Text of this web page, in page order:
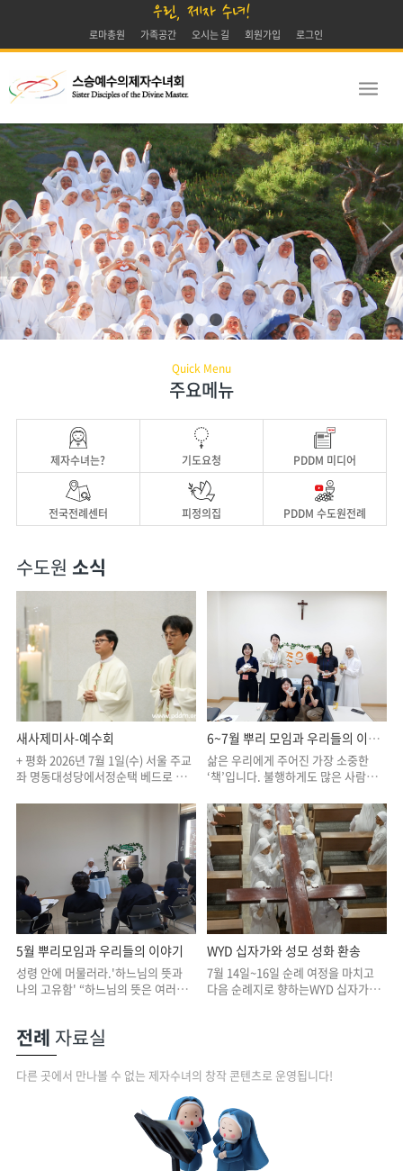
우린, 제자 수녀!
로마총원 가족공간 오시는 길 회원가입 로그인
스승 예수님과 함께 살아가는
즐거움에서 솟아납니다.
다음
1 2 3
Quick Menu
주요메뉴
제자수녀는? 기도요청 PDDM 미디어
전국전례센터 피정의집 PDDM 수도원전례
수도원 소식
새사제미사-예수회
+ 평화 2026년 7월 1일(수) 서울 주교
좌 명동대성당에서정순택 베드로 대
도형준 베드로 신부님,성병준 바오로
신부님의 미사가7월 30일(목) 서울
본원에서 봉헌되었습니다. 도형준 신
부님은 베트남 관구 출신으로 한국에
서 처음으로사제품을 받으신 예수회
회원이십니다. 성병준 바오로 신부님
착한 목자이신 예수님을 닮고 사랑하
는사제의 길을 시작하신두 신부님들
의 걸음 걸음마다주님의 은총과 축복
이 가득하길 기도드립니다. 사제서품
을 진심으로 축하드립니다!!!
6~7월 뿌리 모임과 우리들의 이야기
삶은 우리에게 주어진 가장 소중한
‘책’입니다. 불행하게도 많은 사람은
늦게야 읽습니다.다른 길에서 헛되어
찾았던 것을 이 책에서 발견하기도 합
니다. 마리아 골롬바 수녀님께서 '자
신의 삶이라는 책' 에 대해 나눠주셨어
요~ 예수님께서는 우리를 사랑하시고
우리를 구원하십니다.주님의 사랑은
우리의 모든 문제점, 부족함, 결점보
다 큽니다.사실, 주님께서는 바로 우
리의 이러한 결점들을 통하여 당신의
사랑 이야기를 써나가기를 원하십니
다. "축일을 축하합니다!^^" 더위야,
주님을 찬미하여라!! 기쁘고 건강하게
5월 뿌리모임과 우리들의 이야기
성령 안에 머물러라.'하느님의 뜻과
나의 고유함' “하느님의 뜻은 여러분
다. 하느님으로부터 얻는 것이며, 그
것을 얻을 수 있는 틀림없는 방법은
'하느님께 갖는 신뢰'입니다. 우리의
약함은 그분을 사로잡기 때문입니다.
하느님이 나에게 바라시는 성덕은 언
제나 우리 상상과 달라 당황스럽게 하
지만, 결국은 훨씬 더 아름답습니다.
사람은 흉내만 낼 뿐이며, 하느님만이
유일무이한 걸작을 만드실 수 있기 때
WYD 십자가와 성모 성화 환송
7월 14일~16일 순례 여정을 마치고
다음 순례지로 향하는WYD 십자가와
리스도의 죽음과 부활 안에서만참된
구원을 찾을 수 있음을 전하여라.” 십
하느님께 이르는구원의 사다리임을
깊이 느끼며 위로를 받은은총의 시간
이었음을 고백합니다. Deo gratias!!!
전례 자료실
다른 곳에서 만나볼 수 없는 제자수녀의 창작 콘텐츠로 운영됩니다!